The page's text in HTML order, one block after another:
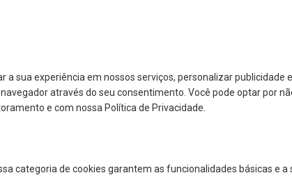
sua experiência em nossos serviços, personalizar
através do seu consentimento. Você pode optar por
e com nossa Política de Privacidade.
categoria de cookies garantem as funcionalidades básicas e